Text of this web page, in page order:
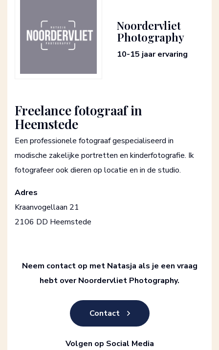
Noordervliet
Photography
10-15 jaar ervaring
Freelance fotograaf in
Heemstede
Een professionele fotograaf gespecialiseerd in
modische zakelijke portretten en kinderfotografie. Ik
fotografeer ook dieren op locatie en in de studio.
Adres
Kraanvogellaan 21
2106 DD Heemstede
Neem contact op met Natasja als je een vraag
hebt over Noordervliet Photography.
Contact
Volgen op Social Media